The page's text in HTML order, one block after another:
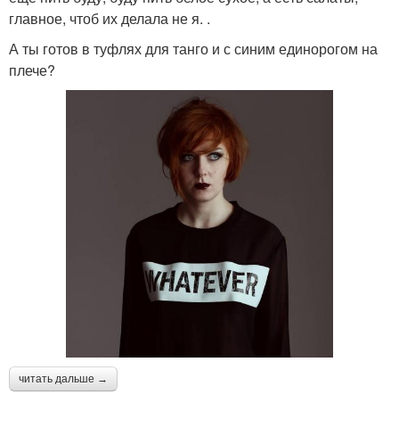
главное, чтоб их делала не я. .
А ты готов в туфлях для танго и с синим единорогом на
плече?
читать дальше →